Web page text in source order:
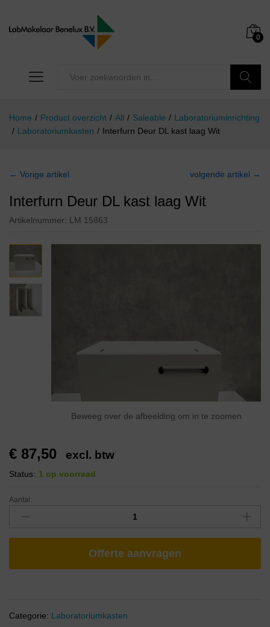
0
Home / Product overzicht / All / Saleable / Laboratoriuminrichting
/ Laboratoriumkasten / Interfurn Deur DL kast laag Wit
← Vorige artikel volgende artikel →
Interfurn Deur DL kast laag Wit
Artikelnummer: LM 15863
Beweeg over de afbeelding om in te zoomen
€ 87,50 excl. btw
Status: 1 op voorraad
Aantal:
Offerte aanvragen
Categorie: Laboratoriumkasten